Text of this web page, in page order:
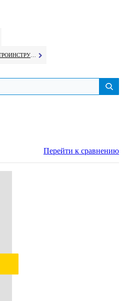
Перейти к сравнению